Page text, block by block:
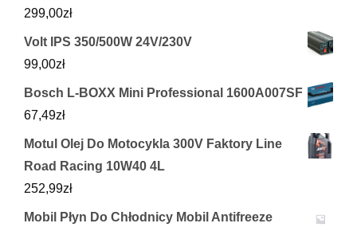
299,00zł
Volt IPS 350/500W 24V/230V
99,00zł
Bosch L-BOXX Mini Professional 1600A007SF
67,49zł
Motul Olej Do Motocykla 300V Faktory Line
Road Racing 10W40 4L
252,99zł
Mobil Płyn Do Chłodnicy Mobil Antifreeze